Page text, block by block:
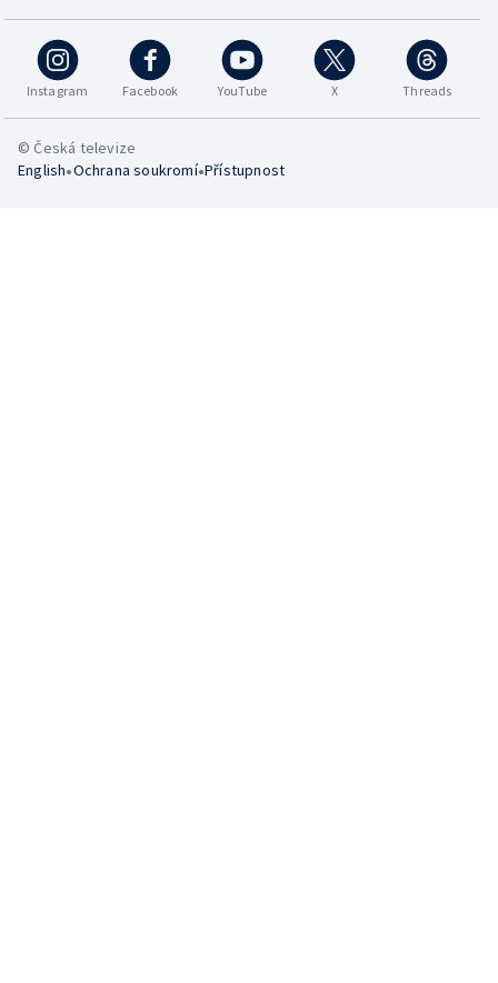
Instagram Facebook YouTube X Threads
© Česká televize
English•Ochrana soukromí•Přístupnost